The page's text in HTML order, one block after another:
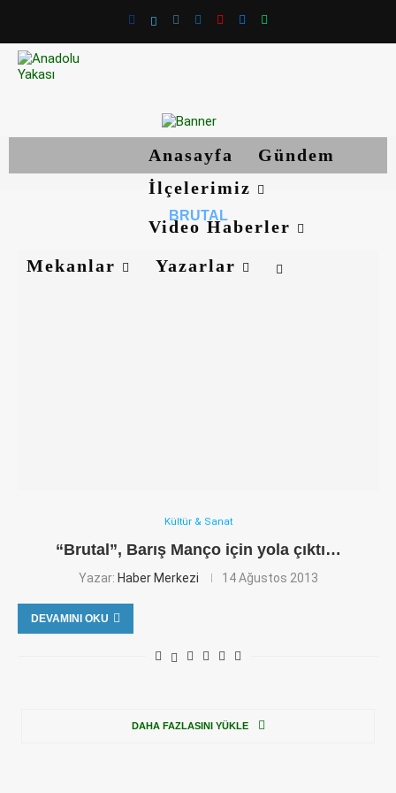
Anasayfa
Gündem
İlçelerimiz
Video Haberler
Mekanlar
Yazarlar
BRUTAL
Kültür & Sanat
“Brutal”, Barış Manço için yola çıktı…
Yazar: Haber Merkezi 14 Ağustos 2013
DEVAMINI OKU
DAHA FAZLASINI YÜKLE